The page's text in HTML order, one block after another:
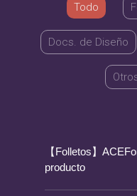
Todo
Docs. de Diseño
【Folletos】
producto